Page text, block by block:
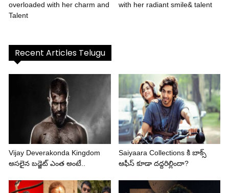
overloaded with her charm and
Talent
with her radiant smile& talent
Recent Articles Telugu
Vijay Deverakonda Kingdom
అసలైన బడ్జెట్ ఎంత అంటే..
Saiyaara Collections కి బాక్స్
ఆఫీస్ కూడా దద్దరిల్లిందా?